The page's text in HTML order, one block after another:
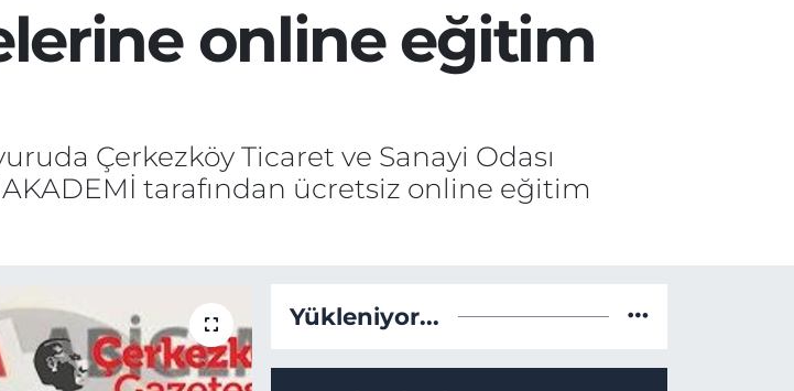
online eğitim
Çerkezköy Ticaret ve Sanayi Odası
tarafından ücretsiz online eğitim
Yükleniyor...